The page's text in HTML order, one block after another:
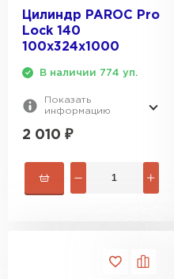
Цилиндр PAROC Pro
Lock 140
100х324х1000
В наличии 774 уп.
Показать
информацию
2 010 ₽
ПЕРЕЙТИ
ПЕРЕЙТИ
ПЕРЕЙТИ